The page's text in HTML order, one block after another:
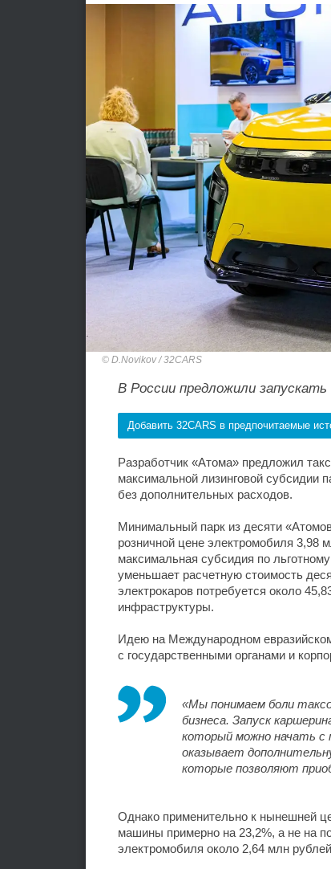
D.Novikov / 32CARS
В России предложили
Добавить 32CARS в предпочитаемые
Разработчик «Атома» предложил
максимальной лизинговой субсидии
без дополнительных расходов.
Минимальный парк из десяти
розничной цене электромобиля
максимальная субсидия по
уменьшает расчетную стоимость
электрокаров потребуется около
инфраструктуры.
Идею на Международном
с государственными органами и
«Мы понимаем боли
бизнеса. Запуск
который можно начать с
оказывает
которые позволяют
Однако применительно к нынешней
машины примерно на 23,2%, а не на
электромобиля около 2,64 млн